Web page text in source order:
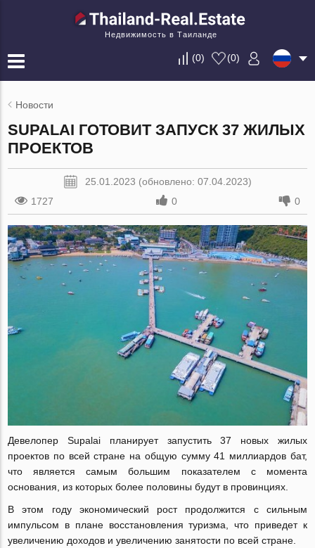
Недвижимость в Таиланде
(0) (0)
Новости
SUPALAI ГОТОВИТ ЗАПУСК 37 ЖИЛЫХ
ПРОЕКТОВ
25.01.2023 (обновлено: 07.04.2023)
1727
0 0
Девелопер Supalai планирует запустить 37 новых жилых
проектов по всей стране на общую сумму 41 миллиардов бат,
что является самым большим показателем с момента
основания, из которых более половины будут в провинциях.
В этом году экономический рост продолжится с сильным
импульсом в плане восстановления туризма, что приведет к
увеличению доходов и увеличению занятости по всей стране.